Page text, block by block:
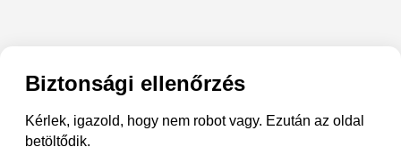
Biztonsági ellenőrzés
Kérlek, igazold, hogy nem robot vagy. Ezután az oldal
betöltődik.